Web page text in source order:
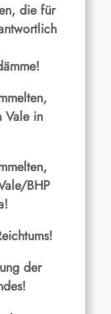
die für
Vale in
BHP
der